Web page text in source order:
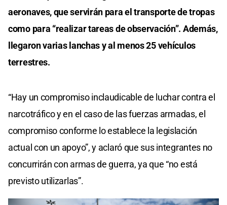
aeronaves, que servirán para el transporte de tropas
como para “realizar tareas de observación”. Además,
llegaron varias lanchas y al menos 25 vehículos
terrestres.
“Hay un compromiso inclaudicable de luchar contra el
narcotráfico y en el caso de las fuerzas armadas, el
compromiso conforme lo establece la legislación
actual con un apoyo”, y aclaró que sus integrantes no
concurrirán con armas de guerra, ya que “no está
previsto utilizarlas”.